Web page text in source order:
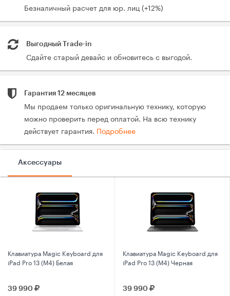
Безналичный расчет для юр. лиц (+12%)
Выгодный Trade-in
Сдайте старый девайс и обновитесь с выгодой.
Гарантия 12 месяцев
Мы продаем только оригинальную технику, которую
можно проверить перед оплатой. На всю технику
действует гарантия. Подробнее
Аксессуары
Клавиатура Magic Keyboard для
iPad Pro 13 (M4) Белая
39 990
Клавиатура Magic Keyboard для
iPad Pro 13 (M4) Черная
39 990